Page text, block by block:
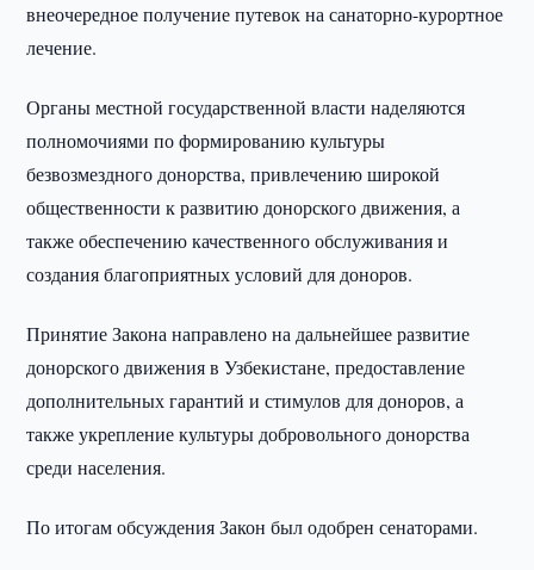
внеочередное получение путевок на санаторно-курортное
лечение.
Органы местной государственной власти наделяются
полномочиями по формированию культуры
безвозмездного донорства, привлечению широкой
общественности к развитию донорского движения, а
также обеспечению качественного обслуживания и
создания благоприятных условий для доноров.
Принятие Закона направлено на дальнейшее развитие
донорского движения в Узбекистане, предоставление
дополнительных гарантий и стимулов для доноров, а
также укрепление культуры добровольного донорства
среди населения.
По итогам обсуждения Закон был одобрен сенаторами.